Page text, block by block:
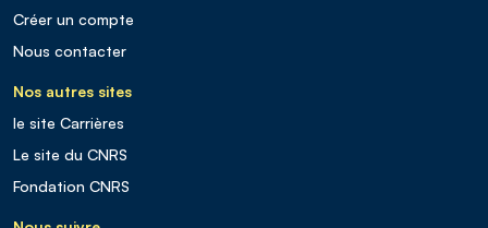
Créer un compte
Nous contacter
Nos autres sites
le site Carrières
Le site du CNRS
Fondation CNRS